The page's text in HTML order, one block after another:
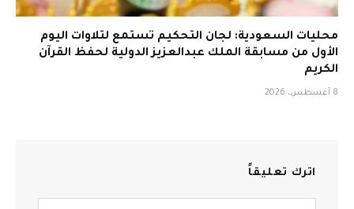
محليات السعودية: لجان التحكيم تستمع لتلاوات اليوم
الأول من مسابقة الملك عبدالعزيز الدولية لحفظ القرآن
الكريم
8 أغسطس، 2026
اترك تعليقاً